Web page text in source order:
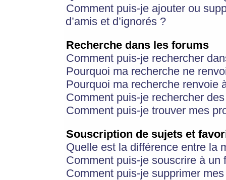
Comment puis-je ajouter ou
d’amis et d’ignorés ?
Recherche dans les forums
Comment puis-je rechercher
Pourquoi ma recherche ne
Pourquoi ma recherche renvoie
Comment puis-je rechercher
Comment puis-je trouver mes
Souscription de sujets et
Quelle est la différence entre la
Comment puis-je souscrire à
Comment puis-je supprimer